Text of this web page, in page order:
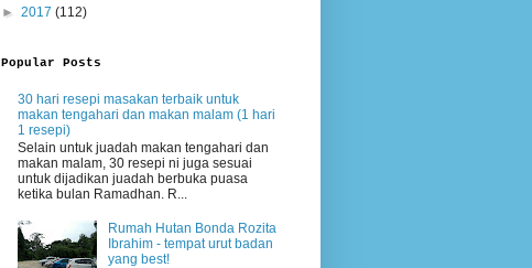
► 2017 (112)
Popular Posts
30 hari resepi masakan terbaik untuk
makan tengahari dan makan malam (1 hari
1 resepi)
Selain untuk juadah makan tengahari dan
makan malam, 30 resepi ni juga sesuai
untuk dijadikan juadah berbuka puasa
ketika bulan Ramadhan. R...
Rumah Hutan Bonda Rozita
Ibrahim - tempat urut badan
yang best!